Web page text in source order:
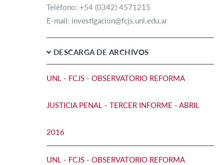
Teléfono: +54 (0342) 4571215
E-mail: investigacion@fcjs.unl.edu.ar
DESCARGA DE ARCHIVOS
UNL - FCJS - OBSERVATORIO REFORMA
JUSTICIA PENAL - TERCER INFORME - ABRIL
2016
UNL - FCJS - OBSERVATORIO REFORMA